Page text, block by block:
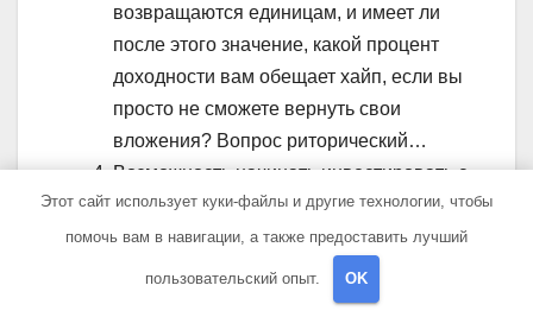
возвращаются единицам, и имеет ли
после этого значение, какой процент
доходности вам обещает хайп, если вы
просто не сможете вернуть свои
вложения? Вопрос риторический…
Возможность начинать инвестировать с
небольших сумм. Да, как правило,
хайпы позволяют вкладывать от 10
долларов, однако из этой суммы
средств вы не сможете получить
Этот сайт использует куки-файлы и другие технологии, чтобы
помочь вам в навигации, а также предоставить лучший
пользовательский опыт. OK